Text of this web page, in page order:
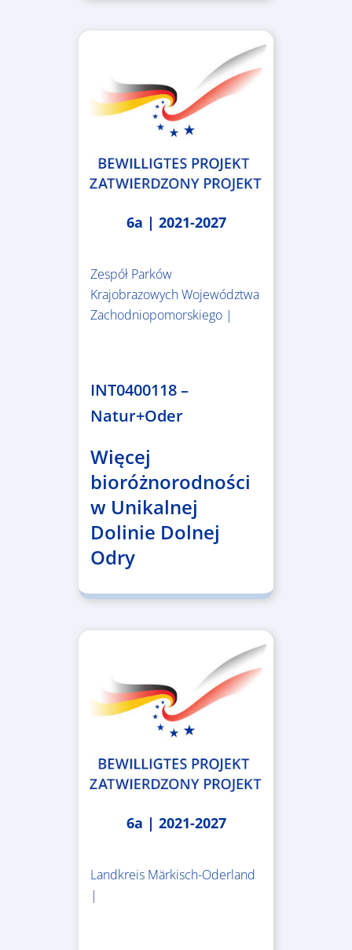
6a | 2021-2027
Zespół Parków
Krajobrazowych Województwa
Zachodniopomorskiego |
INT0400118 –
Natur+Oder
Więcej
bioróżnorodności
w Unikalnej
Dolinie Dolnej
Odry
6a | 2021-2027
Landkreis Märkisch-Oderland
|